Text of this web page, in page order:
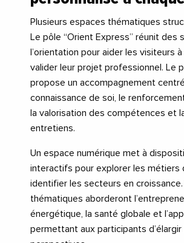
Plusieurs espaces thématiques
Le pôle “Orient Express” réunit des
l’orientation pour aider les visiteurs
valider leur projet professionnel. Le
propose un accompagnement
connaissance de soi, le
la valorisation des compétences et
entretiens.
Un espace numérique met à
interactifs pour explorer les métiers
identifier les secteurs en
thématiques aborderont
énergétique, la santé globale et
permettant aux participants d’élargir